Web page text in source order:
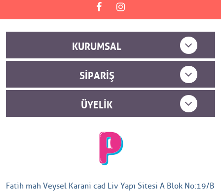
KURUMSAL
SIPARIŞ
ÜYELIK
Fatih mah Veysel Karani cad Liv Yapı Sitesi A Blok No:19/B